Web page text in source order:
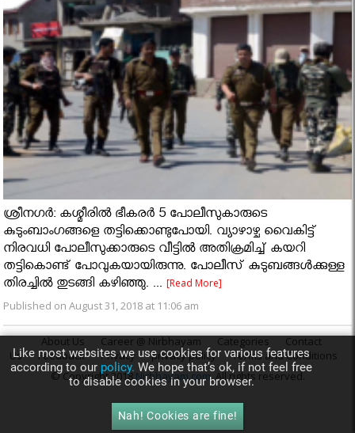
ശ്രീനഗര്‍: കശ്മീരില്‍ ഭീകരര്‍ 5 പോലീസുകാരുടെ
കുടുംബാംഗങ്ങളെ തട്ടിക്കൊണ്ടുപോയി. വ്യാഴാഴ്ച വൈകിട്ട്
നിരവധി പോലീസുക്കാരുടെ വീട്ടിൽ അതിക്രമിച്ച് കയറി
തട്ടികൊണ്ട് പോവുകയായിരുന്നു. പോലീസ് കുടുബങ്ങൾക്കുള്ള
തിരച്ചിൽ തുടങ്ങി കഴിഞ്ഞു. ...[Read More]
Published on August 31, 2018 at 11:06 am
About Us Career @ Nirbhayam Categories
Contact
Us
Feedback Privacy privacy policy
Terms and Conditions
© Copyright 2018Nirbhayam.com. All rights reserved.
Like most websites we use cookies for various features
according to our policy. We hope that’s ok, if not feel free
to disable cookies in your browser.
Nah! Cookies are fine!